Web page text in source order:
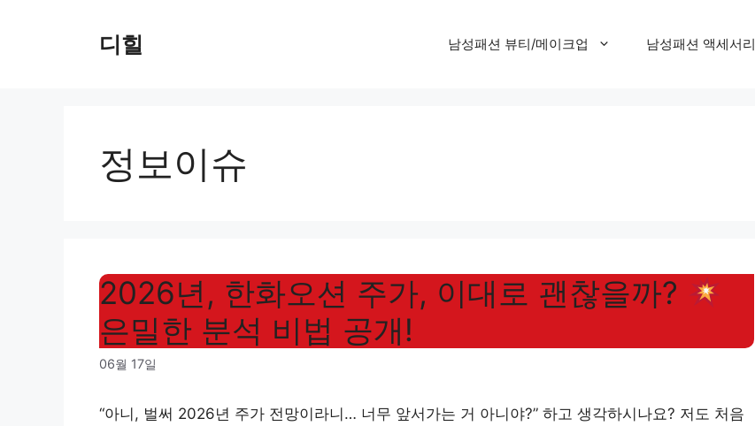
디힐 남성패션 뷰티/메이크업 남성패션 액세서리
정보이슈
2026년, 한화오션 주가, 이대로 괜찮을까?
은밀한 분석 비법 공개!
06월 17일
“아니, 벌써 2026년 주가 전망이라니… 너무 앞서가는 거 아니야?” 하고 생각하시나요? 저도 처음